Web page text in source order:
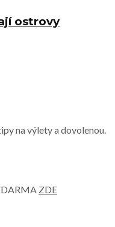
ostrovy
na výlety a dovolenou.
ZDE